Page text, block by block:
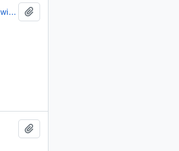
Discurso de S.E. El Presidente de la Republica, D. Patricio Aylwin Azocar, en acto de agradecimiento de ex mineros beneficiados por la Ley de Subsidio al Carbón